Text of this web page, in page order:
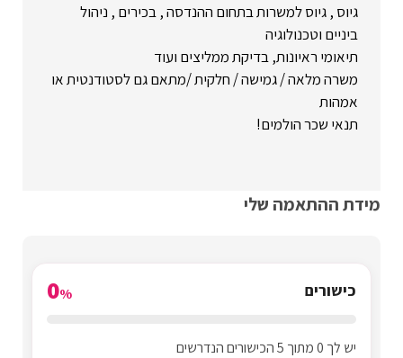
גיוס , גיוס למשרות בתחום ההנדסה , בכירים , ניהול
ביניים וטכנולוגיה
תיאומי ראיונות, בדיקת ממליצים ועוד
משרה מלאה / גמישה / חלקית /מתאם גם לסטודנטית או
אמהות
תנאי שכר הולמים!
מידת ההתאמה שלי
כישורים 0%
יש לך 0 מתוך 5 הכישורים הנדרשים